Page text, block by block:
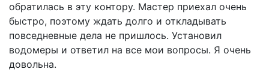
обратилась в эту контору. Мастер приехал очень
быстро, поэтому ждать долго и откладывать
повседневные дела не пришлось. Установил
водомеры и ответил на все мои вопросы. Я очень
довольна.